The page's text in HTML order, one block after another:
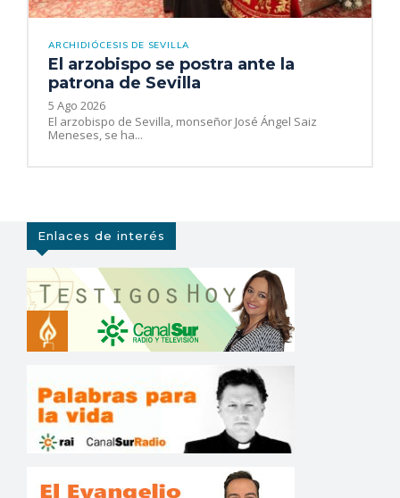
ARCHIDIÓCESIS DE SEVILLA
El arzobispo se postra ante la
patrona de Sevilla
5 Ago 2026
El arzobispo de Sevilla, monseñor José Ángel Saiz
Meneses, se ha...
Enlaces de interés